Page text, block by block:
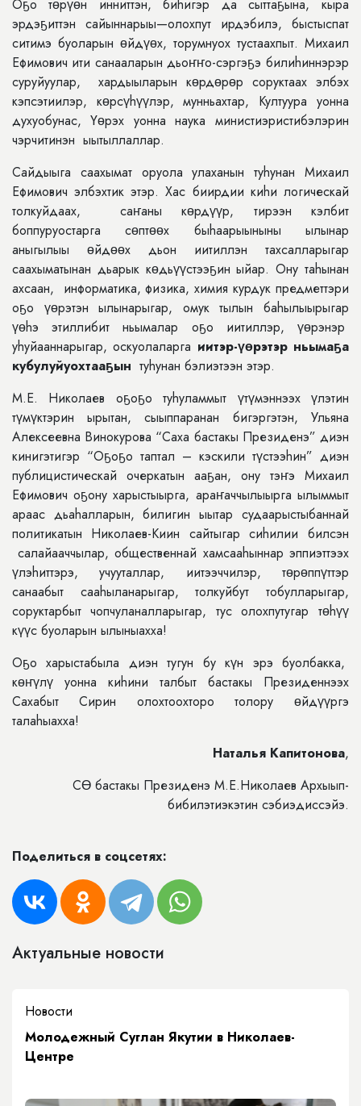
Оҕо тɵрүɵн инниттэн, биhигэр да сыттаҕына, кыра
эрдэҕиттэн сайыннарыы—олохпут ирдэбилэ, быстыспат
ситимэ буоларын ɵйдүɵх, торумнуох тустаахпыт. Михаил
Ефимович ити санааларын дьоҥҥо-сэргэҕэ билиhиннэрэр
суруйуулар, хардыыларын кɵрдɵрɵр соруктаах элбэх
кэпсэтиилэр, кɵрсүhүүлэр, мунньахтар, Култуура уонна
духуобунас, Үɵрэх уонна наука министиэристибэлэрин
чэрчитинэн ыытыллаллар.
Сайдыыга саахымат оруола улаханын туhунан Михаил
Ефимович элбэхтик этэр. Хас биирдии киhи логическай
толкуйдаах, саҥаны кɵрдүүр, тирээн кэлбит
боппуруостарга сɵптɵɵх быhаарыыныны ылынар
аныгылыы ɵйдɵɵх дьон иитиллэн тахсалларыгар
саахыматынан дьарык кɵдьүүстээҕин ыйар. Ону таhынан
ахсаан, информатика, физика, химия курдук предметтэри
оҕо үɵрэтэн ылынарыгар, омук тылын баhылыырыгар
үɵhэ этиллибит ньымалар оҕо иитиллэр, үɵрэнэр
уhуйааннарыгар, оскуолаларга иитэр-үɵрэтэр ньымаҕа
кубулуйуохтааҕын туhунан бэлиэтээн этэр.
М.Е. Николаев оҕоҕо туhуламмыт үтүмэннээх үлэтин
түмүктэрин ырытан, сыыппаранан бигэргэтэн, Ульяна
Алексеевна Винокурова “Саха бастакы Президенэ” диэн
кинигэтигэр “Оҕоҕо таптал – кэскили түстээhин” диэн
публицистическай очеркатын ааҕан, ону тэҥэ Михаил
Ефимович оҕону харыстыырга, араҥаччылыырга ылыммыт
араас дьаhалларын, билигин ыытар судаарыстыбаннай
политикатын Николаев-Киин сайтыгар сиhилии билсэн
салайааччылар, общественнай хамсааhыннар эппиэттээх
үлэhиттэрэ, учууталлар, иитээччилэр, тɵрɵппүттэр
санаабыт сааhыланарыгар, толкуйбут тобулларыгар,
соруктарбыт чопчуланалларыгар, тус олохпутугар тɵhүү
күүс буоларын ылыныахха!
Оҕо харыстабыла диэн тугун бу күн эрэ буолбакка,
кɵҥүлү уонна киhини талбыт бастакы Президеннээх
Сахабыт Сирин олохтоохторо толору ɵйдүүргэ
талаhыахха!
Наталья Капитонова,
СӨ бастакы Президенэ М.Е.Николаев Архыып-
бибилэтиэкэтин сэбиэдиссэйэ.
Поделиться в соцсетях:
Актуальные новости
Новости
Молодежный Суглан Якутии в Николаев-
Центре